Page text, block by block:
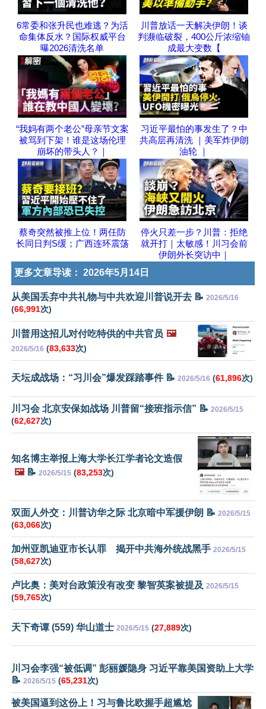
6常委和张升民也难逃？为活
命集体反水？国际权威平台
曝2026清洗名单
川普放话一天解决伊朗！谈
判濒临破裂，400公斤浓缩铀
成最大变数【
“我妈有两个老公”母亲节文案
被骂到下架！谁是这场伦理
崩坏的带头人？｜
习近平最怕的事发生了？中
共高层再清洗 ｜美军炸伊朗
油轮 ｜
蔡奇突然被推上位！两任防
长同日判S缓；广西连环震荡
停火只差一步？川普：拒绝
就开打｜太敏感！川习会前
伊朗外长突访中｜
更多文章导读： 2026年5月14日
从美国丢弃中共礼物与中共欢迎川普说开去 📝 2026/5/16
(66,991次)
川普用这招儿对付吃特供的中共官员 🖼️
2026/5/16 (83,633次)
天坛成战场：“习川会”爆发踩踏事件 📝 2026/5/16 (61,896次)
川习会 北京安保如战场 川普留“接班指示信” 📝 2026/5/15
(62,627次)
知名博主举报上海大学长江学者论文造假
🖼️📝 2026/5/15 (83,253次)
双面人外交：川普访华之际 北京暗中军援伊朗 📝 2026/5/15
(63,066次)
加州亚凯迪亚市长认罪 揭开中共海外统战黑手 2026/5/15
(58,627次)
卢比奥：美对台政策没有改变 黎智英案被提及 2026/5/15
(59,765次)
天下奇谭 (559) 华山道士 2026/5/15 (27,889次)
川习会李强“被低调” 彭丽媛隐身 习近平靠美国资助上大学
📝 2026/5/15 (65,231次)
被美国逼到这份上！习与鲁比欧握手超尴尬